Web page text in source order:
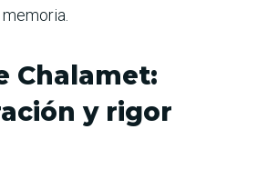
Chalamet:
y rigor